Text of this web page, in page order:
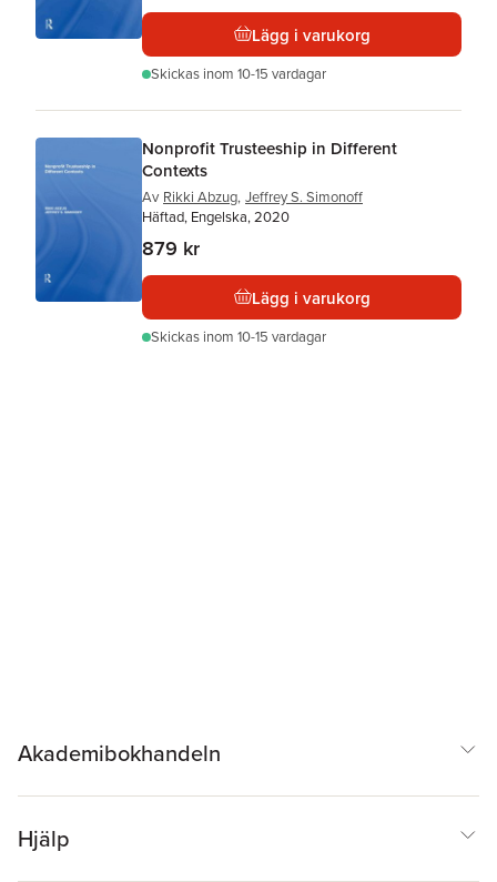
Lägg i varukorg
Skickas inom 10-15 vardagar
Nonprofit Trusteeship in Different
Contexts
Av Rikki Abzug, Jeffrey S. Simonoff
Häftad, Engelska, 2020
879 kr
Lägg i varukorg
Skickas inom 10-15 vardagar
Akademibokhandeln
Hjälp